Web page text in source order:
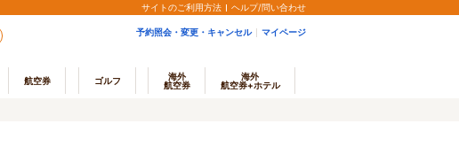
サイトのご利用方法 ヘルプ/問い合わせ
予約照会・変更・キャンセル マイページ
航空券 ゴルフ
海外
航空券
海外
航空券+ホテル